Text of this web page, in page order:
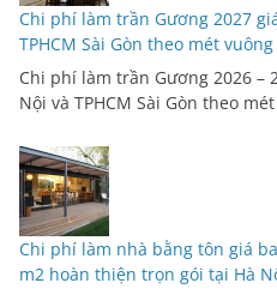
Chi phí làm trần Gương 2027
TPHCM Sài Gòn theo mét
Chi phí làm trần Gương 2026 –
Nội và TPHCM Sài Gòn theo
Chi phí làm nhà bằng tôn giá
m2 hoàn thiện trọn gói tại Hà